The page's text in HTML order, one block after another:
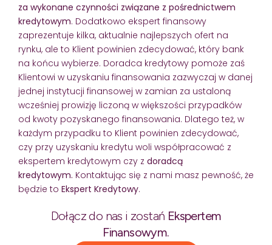
za wykonane czynności związane z pośrednictwem
kredytowym. Dodatkowo ekspert finansowy
zaprezentuje kilka, aktualnie najlepszych ofert na
rynku, ale to Klient powinien zdecydować, który bank
na końcu wybierze. Doradca kredytowy pomoże zaś
Klientowi w uzyskaniu finansowania zazwyczaj w danej
jednej instytucji finansowej w zamian za ustaloną
wcześniej prowizję liczoną w większości przypadków
od kwoty pozyskanego finansowania. Dlatego też, w
każdym przypadku to Klient powinien zdecydować,
czy przy uzyskaniu kredytu woli współpracować z
ekspertem kredytowym czy z doradcą
kredytowym. Kontaktując się z nami masz pewność, że
będzie to Ekspert Kredytowy.
Dołącz do nas i zostań Ekspertem
Finansowym.